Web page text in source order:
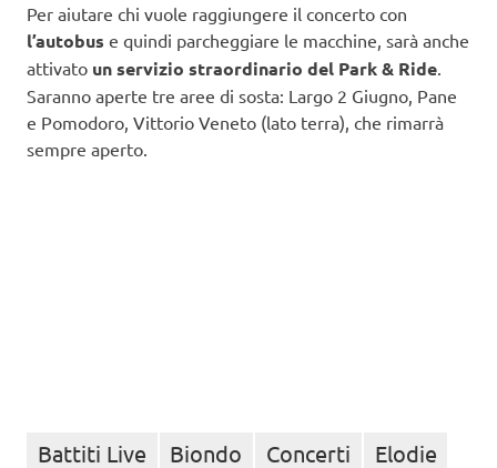
Per aiutare chi vuole raggiungere il concerto con
l’autobus e quindi parcheggiare le macchine, sarà anche
attivato un servizio straordinario del Park & Ride
Saranno aperte tre aree di sosta: Largo 2 Giugno, Pane
e Pomodoro, Vittorio Veneto (lato terra), che rimarrà
sempre aperto.
Battiti Live Biondo Concerti
Elodie